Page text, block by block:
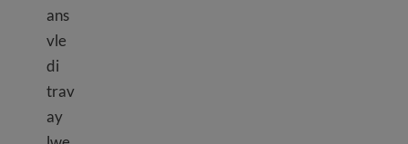
ans
vle
di
trav
ay